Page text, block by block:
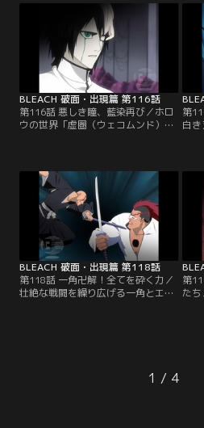
ーが斬魂刀に手をかけた瞬間、一護
の内にいるもう一人の一護が覚醒し
ようとする。必死に抵抗する一護
は、そのすきをつかれてヤミーの攻
撃を受けてしまう。ダメージを受け
た一護のキズを癒そうと…。【提
供：バンダイチャンネル】
り蹴
一
が
ま
を
を
ン
BLEACH 破面・出現篇 第116話
第116話 悪しき瞳、藍染再び／ホロ
ウの世界「虚圏（ウェコムンド）」
一護を倒さずに戻ってきたウルキオ
ラは、一護の潜在能力に注目し、い
ずれ利用価値がでるかもしれないと
考えていた。しかし、アランカルの
一人である「グリムジョー」がウル
キオラのやり方に…。【提供：バン
ダイチャンネル】
第
白
の
少
す
織
カ
を
供
BLEACH 破面・出現篇 第118話
第118話 一角卍解！全てを砕く力／
壮絶な戦闘を繰り広げる一角とエド
言う。一角のむちゃくちゃな攻撃を
かわしたエドラドは、その戦法を冷
第
たち
地
の
1